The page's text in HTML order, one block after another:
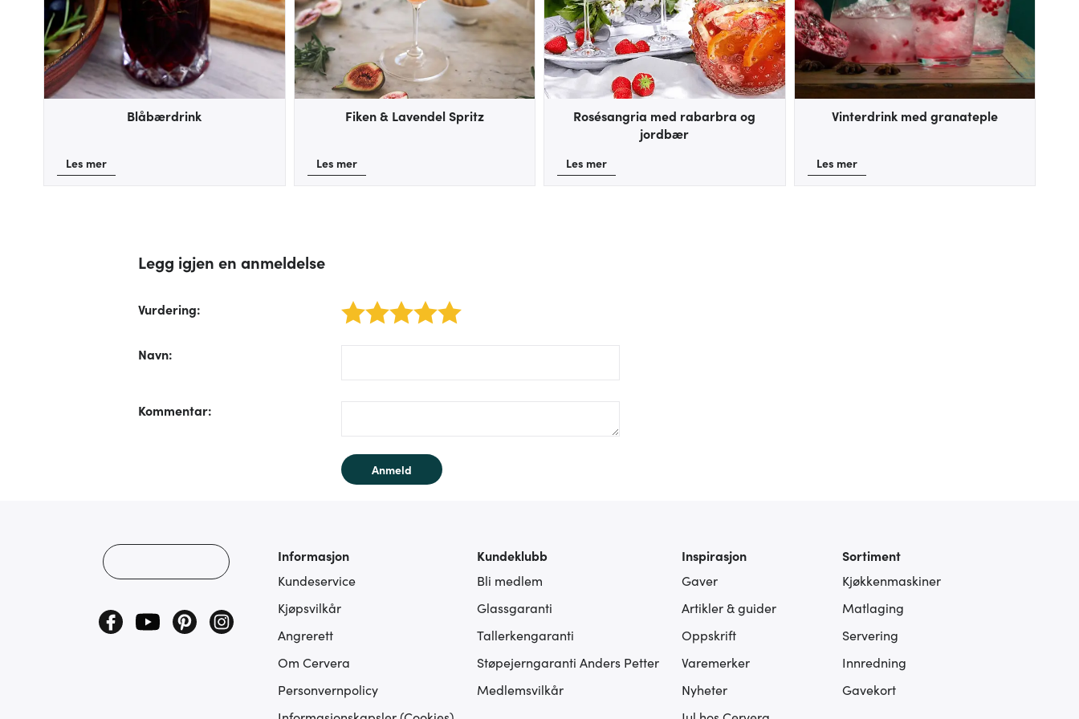
Blåbærdrink
Les mer
Fiken & Lavendel Spritz
Les mer
Rosésangria med rabarbra og
jordbær
Les mer
Vinterdrink med granateple
Les mer
Legg igjen en anmeldelse
Vurdering: 1 star 2 stars 3 stars 4 stars 5 stars
Navn:
/form/label/author:
Kommentar:
Anmeld
Informasjon
Kundeservice
Kjøpsvilkår
Angrerett
Om Cervera
Personvernpolicy
Kundeklubb
Bli medlem
Glassgaranti
Tallerkengaranti
Støpejerngaranti Anders Petter
Medlemsvilkår
Inspirasjon
Gaver
Artikler & guider
Oppskrift
Varemerker
Nyheter
Sortiment
Kjøkkenmaskiner
Matlaging
Servering
Innredning
Gavekort